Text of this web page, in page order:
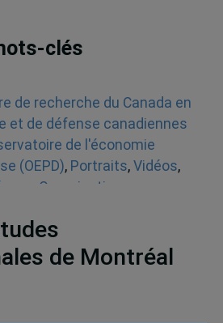
clés
de recherche du Canada en
et de défense canadiennes
de l'économie
(OEPD), Portraits, Vidéos,
Organisations
de Montréal